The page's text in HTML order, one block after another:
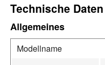
Technische Daten
Allgemeines
Modellname